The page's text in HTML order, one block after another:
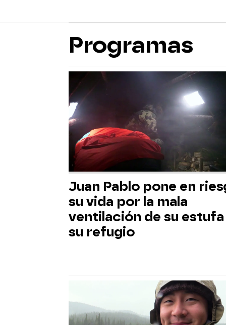
Programas
Juan Pablo pone en
su vida por la mala
ventilación de su estufa
su refugio